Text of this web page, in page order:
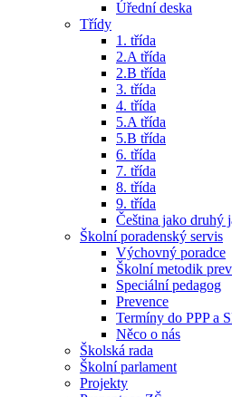
Úřední deska
Třídy
1. třída
2.A třída
2.B třída
3. třída
4. třída
5.A třída
5.B třída
6. třída
7. třída
8. třída
9. třída
Čeština jako druhý
Školní poradenský servis
Výchovný poradce
Školní metodik
Speciální pedagog
Prevence
Termíny do PPP a
Něco o nás
Školská rada
Školní parlament
Projekty